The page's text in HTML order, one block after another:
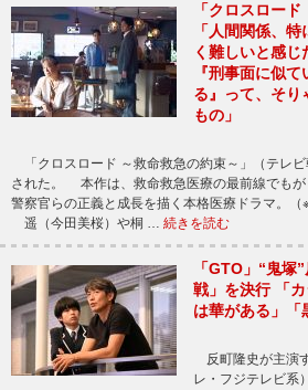
「クロスロー
「人間関係、
く難しいと感
『刑事面に似
る』って、そり
もの」
「クロスロード ～救命救急の約束～」（テレ
された。 本作は、救命救急医療の最前線でもが
警察官らの正義と成長を描く本格医療ドラマ。（
遥（今田美桜）や桐 … 続きを読む
「GTO」“鬼塚
戦」を決行 「
は華がある」「
反町隆史が主演
レ・フジテレビ系